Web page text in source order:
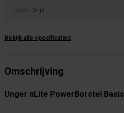
Kleur: Grijs
Bekijk alle specificaties
Omschrijving
Unger nLite PowerBorstel Basis